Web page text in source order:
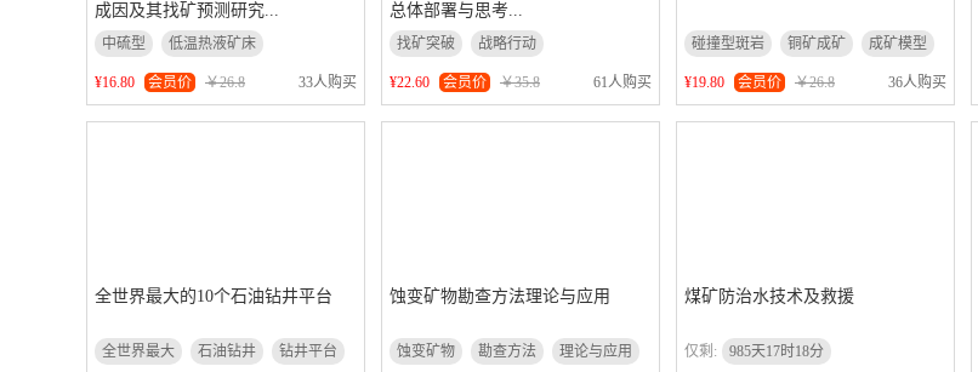
成因及其找矿预测研究...
中硫型
低温热液矿床
找矿预测研究
¥16.80 会员价 ￥26.8 33人购买
总体部署与思考...
找矿突破
战略行动
总体部署与思考
¥22.60 会员价 ￥35.8 61人购买
碰撞型斑岩 铜矿成矿 成矿模型
¥19.80 会员价 ￥26.8 36人购买
全世界最大的10个石油钻井平台
全世界最大 石油钻井 钻井平台
蚀变矿物勘查方法理论与应用
蚀变矿物 勘查方法 理论与应用
煤矿防治水技术及救援
仅剩: 985天17时18分